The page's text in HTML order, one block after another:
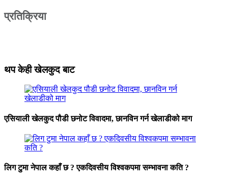
प्रतिक्रिया
थप केही खेलकुद बाट
एसियाली खेलकुद पौडी छनोट विवादमा, छानविन गर्न खेलाडीको माग
लिग टुमा नेपाल कहाँ छ ? एकदिवसीय विश्वकपमा सम्भावना कति ?